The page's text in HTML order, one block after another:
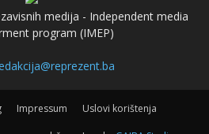
medija - Independent media
program (IMEP)
Impressum Uslovi korištenja